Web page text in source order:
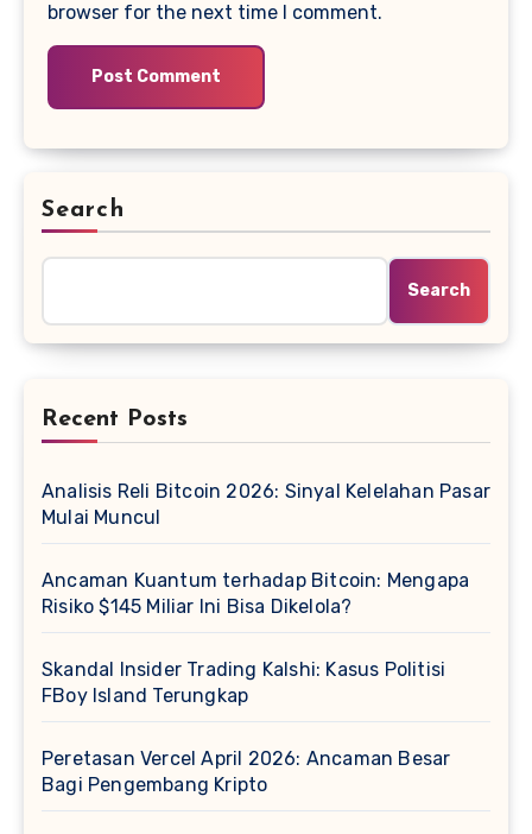
browser for the next time I comment.
Search
Search
Recent Posts
Analisis Reli Bitcoin 2026: Sinyal Kelelahan Pasar
Mulai Muncul
Ancaman Kuantum terhadap Bitcoin: Mengapa
Risiko $145 Miliar Ini Bisa Dikelola?
Skandal Insider Trading Kalshi: Kasus Politisi
FBoy Island Terungkap
Peretasan Vercel April 2026: Ancaman Besar
Bagi Pengembang Kripto